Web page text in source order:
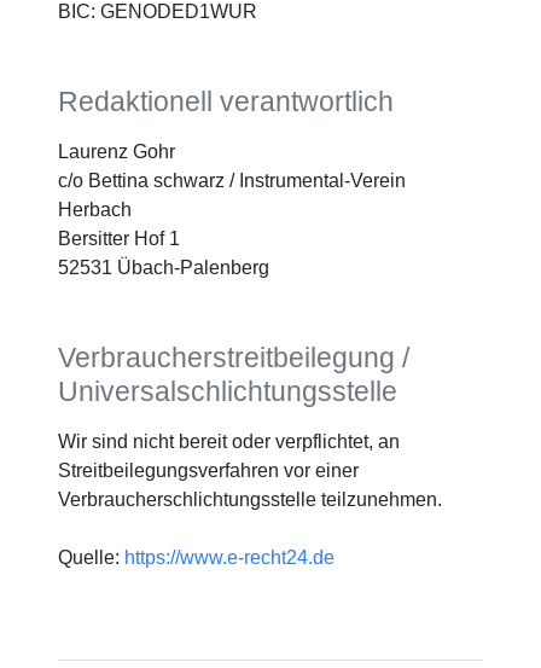
BIC: GENODED1WUR
Redaktionell verantwortlich
Laurenz Gohr
c/o Bettina schwarz / Instrumental-Verein
Herbach
Bersitter Hof 1
52531 Übach-Palenberg
Verbraucherstreitbeilegung /
Universalschlichtungsstelle
Wir sind nicht bereit oder verpflichtet, an
Streitbeilegungsverfahren vor einer
Verbraucherschlichtungsstelle teilzunehmen.
Quelle: https://www.e-recht24.de